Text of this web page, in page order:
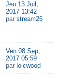
Jeu 13 Juil,
2017 13:42
par stream26
Ven 08 Sep,
2017 05:59
par loicwood